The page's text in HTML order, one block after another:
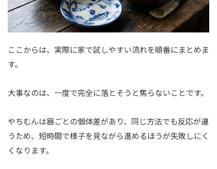
ここからは、実際に家で試しやすい流れを順番にまとめま
す。
大事なのは、一度で完全に落とそうと焦らないことです。
やちむんは器ごとの個体差があり、同じ方法でも反応が違
うため、短時間で様子を見ながら進めるほうが失敗しにく
くなります。